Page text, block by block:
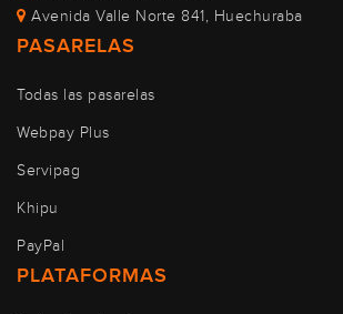
Avenida Valle Norte 841, Huechuraba
PASARELAS
Todas las pasarelas
Webpay Plus
Servipag
Khipu
PayPal
PLATAFORMAS